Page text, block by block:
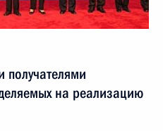
получателями
на реализацию